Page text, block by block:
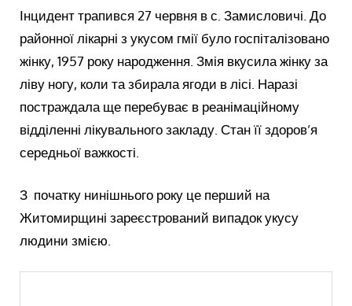
Інцидент трапився 27 червня в с. Замисловичі. До
районної лікарні з укусом гмії було госпіталізовано
жінку, 1957 року народження. Змія вкусила жінку за
ліву ногу, коли та збирала ягоди в лісі. Наразі
постраждала ще перебуває в реанімаційному
відділенні лікувального закладу. Стан її здоров’я
середньої важкості.
З початку нинішнього року це перший на
Житомирщині зареєстрований випадок укусу
людини змією.